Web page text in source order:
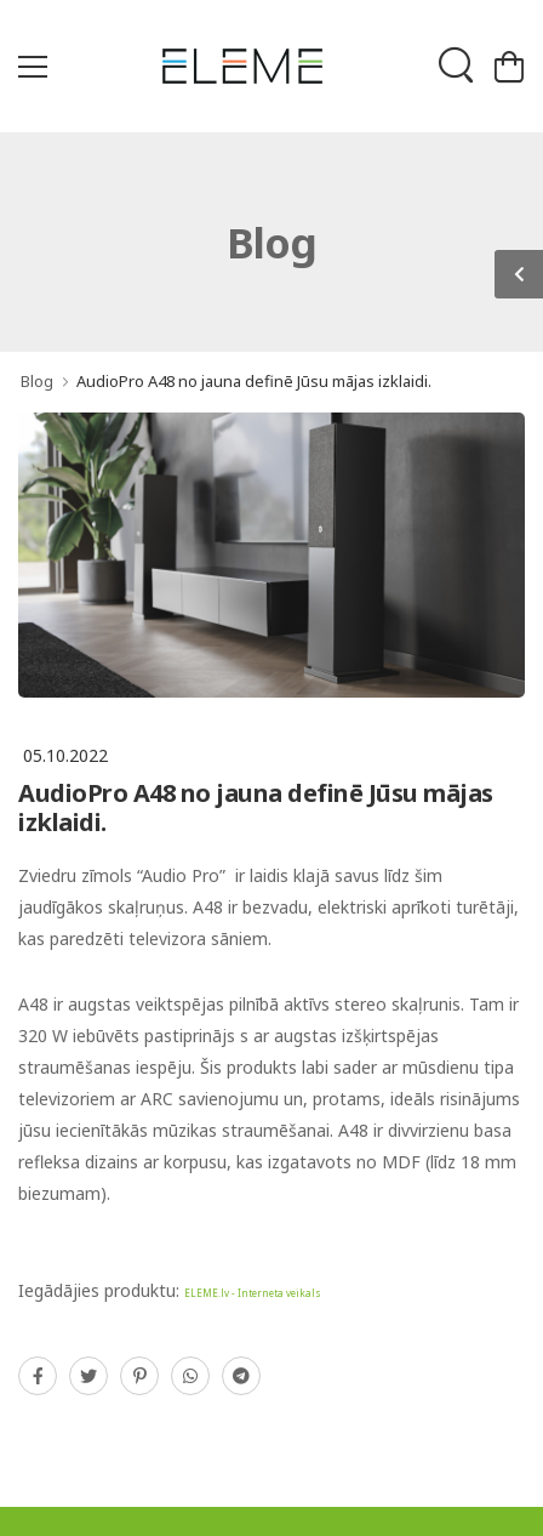
Blog
Blog AudioPro A48 no jauna definē Jūsu mājas izklaidi.
05.10.2022
AudioPro A48 no jauna definē Jūsu mājas
izklaidi.
Zviedru zīmols “Audio Pro” ir laidis klajā savus līdz šim
jaudīgākos skaļruņus. A48 ir bezvadu, elektriski aprīkoti turētāji,
kas paredzēti televizora sāniem.
A48 ir augstas veiktspējas pilnībā aktīvs stereo skaļrunis. Tam ir
320 W iebūvēts pastiprinājs s ar augstas izšķirtspējas
straumēšanas iespēju. Šis produkts labi sader ar mūsdienu tipa
televizoriem ar ARC savienojumu un, protams, ideāls risinājums
jūsu iecienītākās mūzikas straumēšanai. A48 ir divvirzienu basa
refleksa dizains ar korpusu, kas izgatavots no MDF (līdz 18 mm
biezumam).
Iegādājies produktu: ELEME.lv - Interneta veikals